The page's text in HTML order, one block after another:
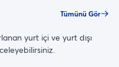
Tümünü Gör
yurt içi ve yurt dışı